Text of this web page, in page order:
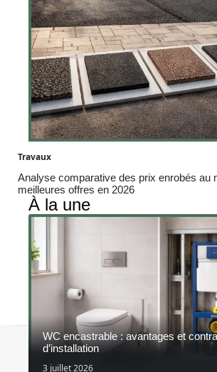
Travaux
Analyse comparative des prix enrobés au
meilleures offres en 2026
À la une
WC encastrable : avantages et
d’installation
3 juillet 2026© 2026 | constructeurs-
Contact Mentions légales